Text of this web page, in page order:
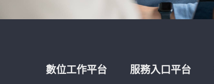
數位工作平台 服務入口平台